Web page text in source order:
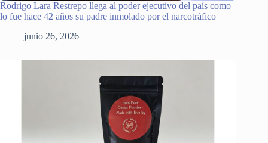
Rodrigo Lara Restrepo llega al poder ejecutivo del país como
lo fue hace 42 años su padre inmolado por el narcotráfico
junio 26, 2026